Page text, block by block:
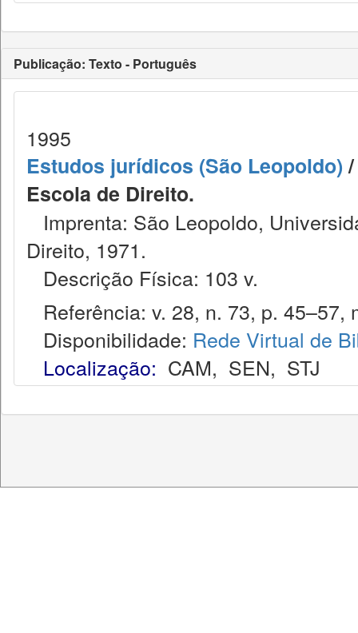
Publicação: Texto - Português
1995
Estudos jurídicos (São Leopoldo)
Escola de Direito.
Imprenta: São Leopoldo,
Direito, 1971.
Descrição Física: 103 v.
Referência: v. 28, n. 73, p. 45–57,
Disponibilidade: Rede Virtual de
Localização: CAM, SEN, STJ